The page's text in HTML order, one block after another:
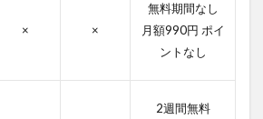
× ×
無料期間なし
月額990円 ポイ
ントなし
2週間無料